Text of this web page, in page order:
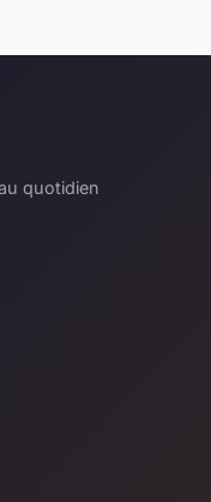
quotidien